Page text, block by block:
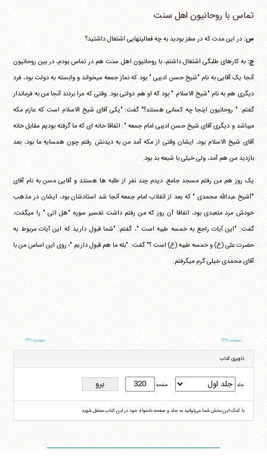
تماس با روحانیون اهل سنت
س:در این مدت که در سقز بودید به چه فعالیتهایی اشتغال داشتید؟
ج:به کارهای طلبگی اشتغال داشتم، با روحانیون اهل سنت هم در تماس بودم، در بین روحانیون
آنجا یک آقایی به نام "شیخ حسن ادیبی " بود که نماز جمعه می‎خواند و وابسته به دولت بود، فرد
دیگری هم به نام "شیخ الاسلام " بود که او هم دولتی بود. وقتی که مرا بردند آنجا من به فرماندار
گفتم: " روحانیون اینجا چه کسانی هستند؟" گفت: "یکی آقای شیخ الاسلام است که عازم مکه
می‎باشد و دیگری آقای شیخ حسن ادیبی امام جمعه ". اتفاقا خانه ای که ما گرفته بودیم مقابل خانه
آقای شیخ الاسلام بود، ایشان وقتی از مکه آمد من به دیدنش رفتم چون همسایه ما بود، بعد
بازدید من هم آمد، ولی خیلی با شیعه بد بود.
یک روز هم من رفتم مسجد جامع، دیدم چند نفر از طلبه ها هستند و آقایی مسن به نام آقای
"آشیخ عبدالله محمدی " که بعد از انقلاب امام جمعه آنجا شد استادشان بود، ایشان در مذهب
خودش مرد متعبدی بود، اتفاقا آن روز که من رفتم داشت تفسیر سوره "هل اتی " را می‎گفت،
گفت: "این آیات راجع به خمسه طیبه است "، گفتم: "شما قبول دارید که این آیات مربوط به
حضرت علی (ع) و خمسه طیبه (ع) است ؟" گفت: "بله ما هم قبول داریم "؛ روی این اساس من با
آقای محمدی خیلی گرم می‎گرفتم.
صفحه ۳۱۹ صفحه ۳۲۱
ناوبری کتاب
جلد صفحه
با کمک این بخش شما می‌توانید به جلد و صفحه دلخواه خود در این کتاب منتقل شوید